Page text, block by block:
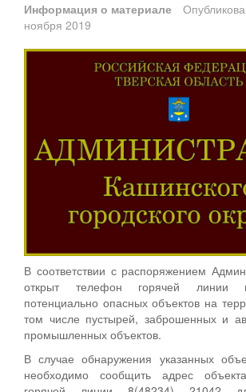
Информация о материале
ноября 2019
В соответствии с распоряжением
открыт телефон горячей линии
потенциально опасных объектов на
том числе пустырей, заброшенных и
промышленных объектов.
В случае обнаружения указанных
необходимо сообщить адрес